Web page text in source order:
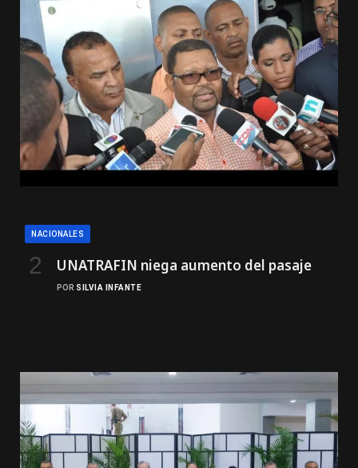
NACIONALES
UNATRAFIN niega aumento del pasaje
POR SILVIA INFANTE